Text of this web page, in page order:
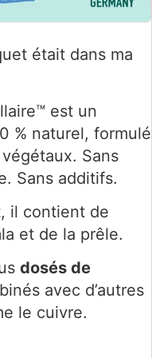
était dans ma
est un
% naturel, formulé
Sans
Sans additifs.
il contient de
et de la prêle.
dosés de
avec d’autres
le cuivre.